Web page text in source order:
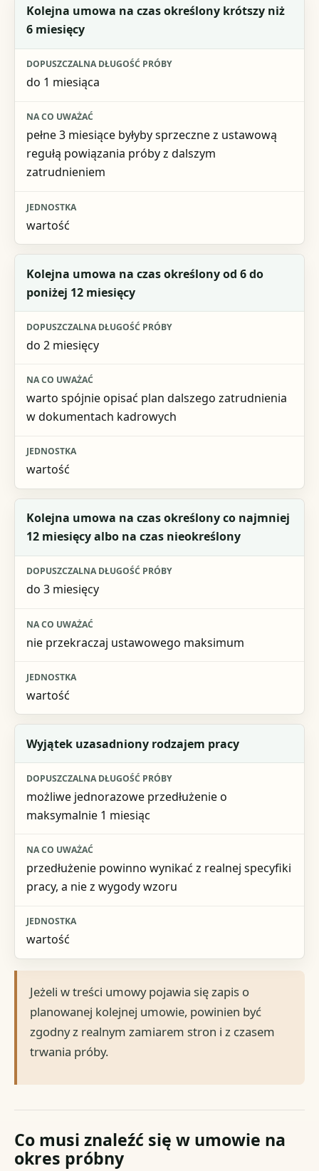
Plan po okresie próbnym
Na co uważać
Kolejna umowa na czas określony krótszy niż
6 miesięcy
do 1 miesiąca
pełne 3 miesiące byłyby sprzeczne z ustawową
regułą powiązania próby z dalszym
zatrudnieniem
wartość
Kolejna umowa na czas określony od 6 do
poniżej 12 miesięcy
do 2 miesięcy
warto spójnie opisać plan dalszego zatrudnienia
w dokumentach kadrowych
wartość
Kolejna umowa na czas określony co najmniej
12 miesięcy albo na czas nieokreślony
do 3 miesięcy
nie przekraczaj ustawowego maksimum
wartość
Wyjątek uzasadniony rodzajem pracy
możliwe jednorazowe przedłużenie o
maksymalnie 1 miesiąc
przedłużenie powinno wynikać z realnej specyfiki
pracy, a nie z wygody wzoru
wartość
Jeżeli w treści umowy pojawia się zapis o
planowanej kolejnej umowie, powinien być
zgodny z realnym zamiarem stron i z czasem
trwania próby.
Co musi znaleźć się w umowie na
okres próbny